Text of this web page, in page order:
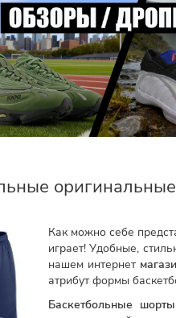
Как можно себе
играет! Удобные,
нашем интернет
атрибут формы
Баскетбольные